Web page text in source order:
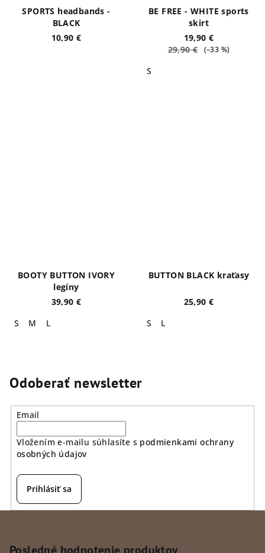
SPORTS headbands -
BLACK
10,90 €
BE FREE - WHITE sports
skirt
19,90 €
29,90 €
(–33 %)
S
BOOTY BUTTON IVORY
legíny
39,90 €
S
M L
BUTTON BLACK kraťasy
25,90 €
S
L
Odoberať newsletter
Email
Vložením e-mailu súhlasíte s podmienkami ochrany
osobných údajov
Prihlásiť sa